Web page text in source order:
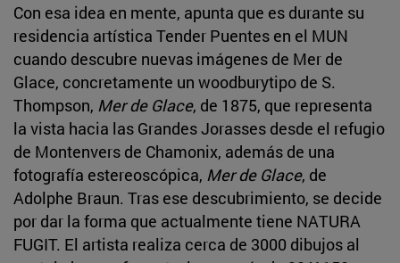
Con esa idea en mente, apunta que es durante su
residencia artística Tender Puentes en el MUN
cuando descubre nuevas imágenes de Mer de
Glace, concretamente un woodburytipo de S.
Thompson, Mer de Glace, de 1875, que representa
la vista hacia las Grandes Jorasses desde el refugio
de Montenvers de Chamonix, además de una
fotografía estereoscópica, Mer de Glace, de
Adolphe Braun. Tras ese descubrimiento, se decide
por dar la forma que actualmente tiene NATURA
FUGIT. El artista realiza cerca de 3000 dibujos al